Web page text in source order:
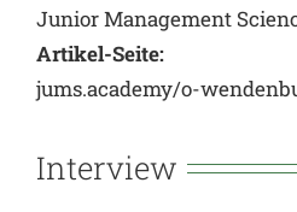
Junior Management
Artikel-Seite:
jums.academy/o-
Interview